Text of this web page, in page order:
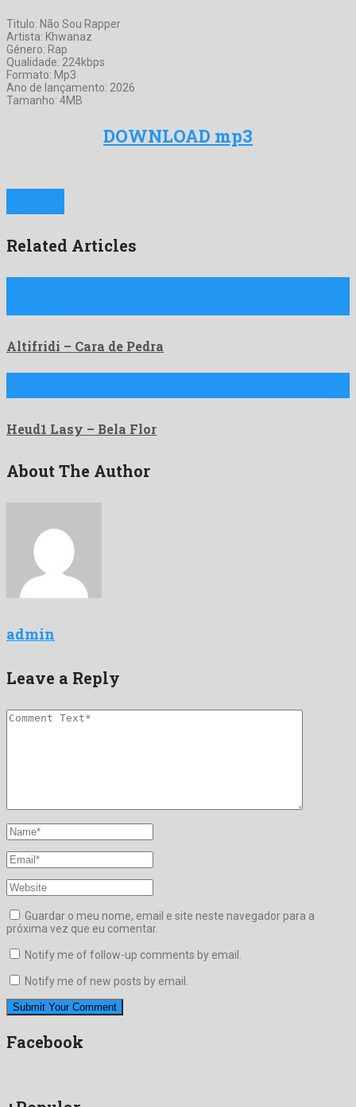
Titulo: Não Sou Rapper
Artista: Khwanaz
Género: Rap
Qualidade: 224kbps
Formato: Mp3
Ano de lançamento: 2026
Tamanho: 4MB
DOWNLOAD mp3
Related Articles
Altifridi – Cara de Pedra
Heud1 Lasy – Bela Flor
About The Author
admin
Leave a Reply
Guardar o meu nome, email e site neste navegador para a
próxima vez que eu comentar.
Notify me of follow-up comments by email.
Notify me of new posts by email.
Facebook